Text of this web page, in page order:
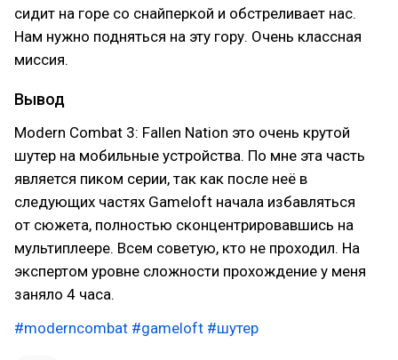
сидит на горе со снайперкой и обстреливает нас.
Нам нужно подняться на эту гору. Очень классная
миссия.
Вывод
Modern Combat 3: Fallen Nation это очень крутой
шутер на мобильные устройства. По мне эта часть
является пиком серии, так как после неё в
следующих частях Gameloft начала избавляться
от сюжета, полностью сконцентрировавшись на
мультиплеере. Всем советую, кто не проходил. На
экспертом уровне сложности прохождение у меня
заняло 4 часа.
#moderncombat #gameloft #шутер